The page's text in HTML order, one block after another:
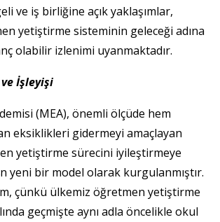
ve iş birliğine açık yaklaşımlar,
yetiştirme sisteminin geleceği adına
olabilir izlenimi uyanmaktadır.
ve İşleyişi
(MEA), önemli ölçüde hem
eksiklikleri gidermeyi amaçlayan
yetiştirme sürecini iyileştirmeye
yeni bir model olarak kurgulanmıştır.
çünkü ülkemiz öğretmen yetiştirme
geçmişte aynı adla öncelikle okul